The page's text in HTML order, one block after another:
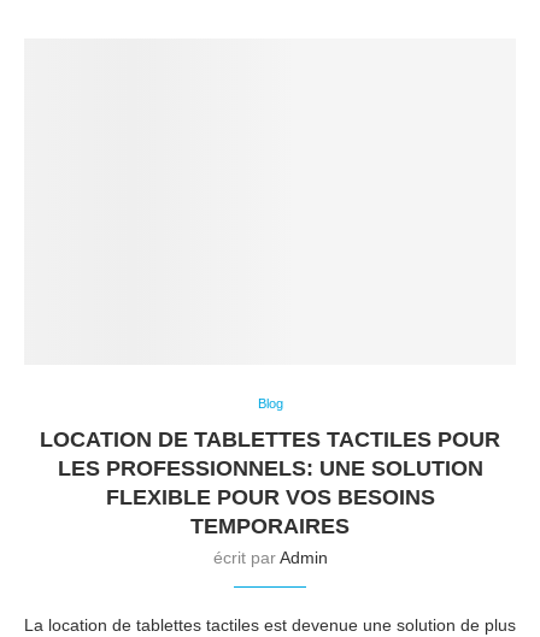
Blog
LOCATION DE TABLETTES TACTILES POUR
LES PROFESSIONNELS: UNE SOLUTION
FLEXIBLE POUR VOS BESOINS
TEMPORAIRES
écrit parAdmin
La location de tablettes tactiles est devenue une solution de plus